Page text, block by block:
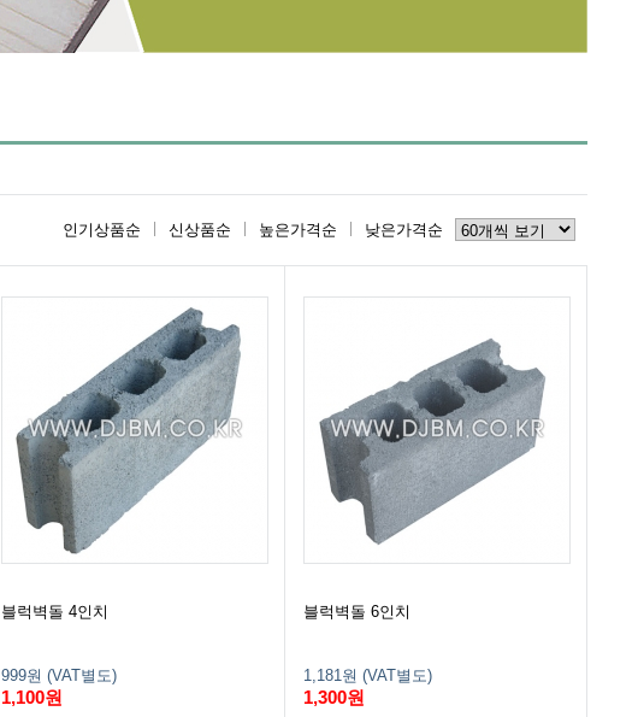
인기상품순 신상품순 높은가격순 낮은가격순
블럭벽돌 4인치
999원 (VAT별도)
1,100원
블럭벽돌 6인치
1,181원 (VAT별도)
1,300원